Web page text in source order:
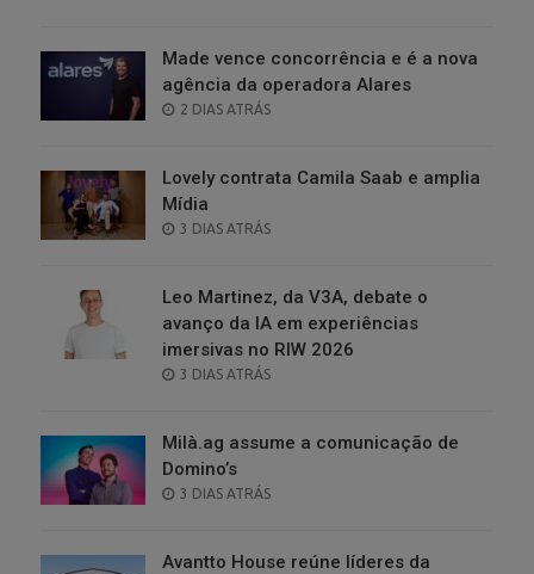
Made vence concorrência e é a nova
agência da operadora Alares
POSTED
2 DIAS ATRÁS
Lovely contrata Camila Saab e amplia
Mídia
POSTED
3 DIAS ATRÁS
Leo Martinez, da V3A, debate o
avanço da IA em experiências
imersivas no RIW 2026
POSTED
3 DIAS ATRÁS
Milà.ag assume a comunicação de
Domino’s
POSTED
3 DIAS ATRÁS
Avantto House reúne líderes da